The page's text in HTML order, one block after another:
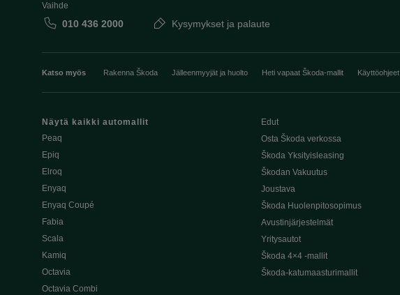
Vaihde
010 436 2000 Kysymykset ja palaute
Katso myös Rakenna Škoda Jälleenmyyjät ja huolto Heti vapaat Škoda-mallit Käyttöohjeet
Näytä kaikki automallit
Peaq
Epiq
Elroq
Enyaq
Enyaq Coupé
Fabia
Scala
Kamiq
Octavia
Octavia Combi
Edut
Osta Škoda verkossa
Škoda Yksityisleasing
Škodan Vakuutus
Joustava
Škoda Huolenpitosopimus
Avustinjärjestelmät
Yritysautot
Škoda 4×4 -mallit
Škoda-katumaasturimallit